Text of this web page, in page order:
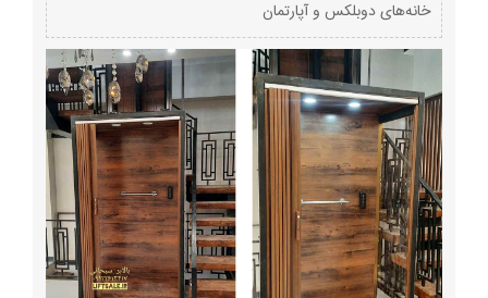
خانه‌های دوبلکس و آپارتمان